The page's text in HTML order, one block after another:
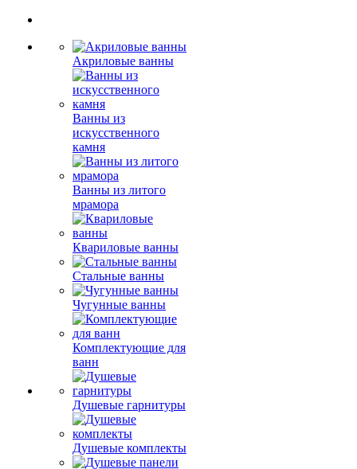
Акриловые ванны
Ванны из
искусственного
камня
Ванны из литого
мрамора
Квариловые ванны
Стальные ванны
Чугунные ванны
Комплектующие для
ванн
Душевые гарнитуры
Душевые комплекты